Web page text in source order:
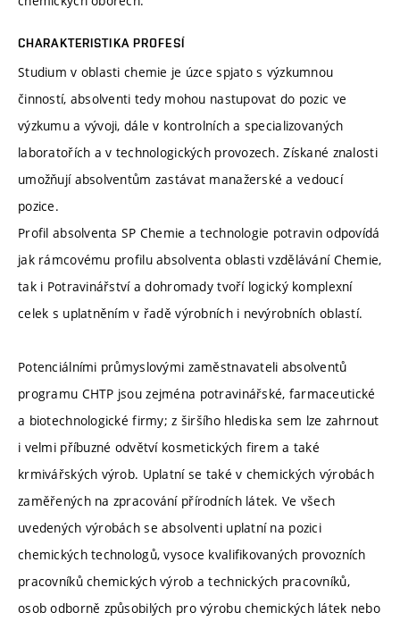
CHARAKTERISTIKA PROFESÍ
Studium v oblasti chemie je úzce spjato s výzkumnou
činností, absolventi tedy mohou nastupovat do pozic ve
výzkumu a vývoji, dále v kontrolních a specializovaných
laboratořích a v technologických provozech. Získané znalosti
umožňují absolventům zastávat manažerské a vedoucí
pozice.
Profil absolventa SP Chemie a technologie potravin odpovídá
jak rámcovému profilu absolventa oblasti vzdělávání Chemie,
tak i Potravinářství a dohromady tvoří logický komplexní
celek s uplatněním v řadě výrobních i nevýrobních oblastí.
Potenciálními průmyslovými zaměstnavateli absolventů
programu CHTP jsou zejména potravinářské, farmaceutické
a biotechnologické firmy; z širšího hlediska sem lze zahrnout
i velmi příbuzné odvětví kosmetických firem a také
krmivářských výrob. Uplatní se také v chemických výrobách
zaměřených na zpracování přírodních látek. Ve všech
uvedených výrobách se absolventi uplatní na pozici
chemických technologů, vysoce kvalifikovaných provozních
pracovníků chemických výrob a technických pracovníků,
osob odborně způsobilých pro výrobu chemických látek nebo